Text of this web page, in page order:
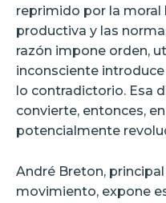
reprimido por la moral
productiva y las
razón impone orden,
inconsciente
lo contradictorio. Esa
convierte, entonces,
potencialmente
André Breton,
movimiento, expone